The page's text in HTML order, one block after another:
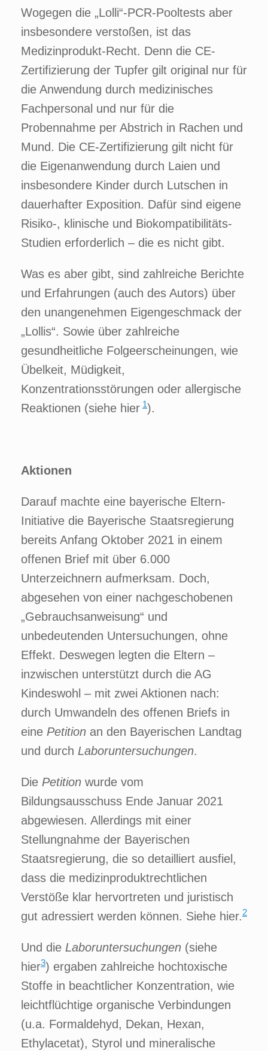
Wogegen die „Lolli“-PCR-Pooltests aber
insbesondere verstoßen, ist das
Medizinprodukt-Recht. Denn die CE-
Zertifizierung der Tupfer gilt original nur für
die Anwendung durch medizinisches
Fachpersonal und nur für die
Probennahme per Abstrich in Rachen und
Mund. Die CE-Zertifizierung gilt nicht für
die Eigenanwendung durch Laien und
insbesondere Kinder durch Lutschen in
dauerhafter Exposition. Dafür sind eigene
Risiko-, klinische und Biokompatibilitäts-
Studien erforderlich – die es nicht gibt.
Was es aber gibt, sind zahlreiche Berichte
und Erfahrungen (auch des Autors) über
den unangenehmen Eigengeschmack der
„Lollis“. Sowie über zahlreiche
gesundheitliche Folgeerscheinungen, wie
Übelkeit, Müdigkeit,
Konzentrationsstörungen oder allergische
Reaktionen (siehe hier 1).
Aktionen
Darauf machte eine bayerische Eltern-
Initiative die Bayerische Staatsregierung
bereits Anfang Oktober 2021 in einem
offenen Brief mit über 6.000
Unterzeichnern aufmerksam. Doch,
abgesehen von einer nachgeschobenen
„Gebrauchsanweisung“ und
unbedeutenden Untersuchungen, ohne
Effekt. Deswegen legten die Eltern –
inzwischen unterstützt durch die AG
Kindeswohl – mit zwei Aktionen nach:
durch Umwandeln des offenen Briefs in
eine Petition an den Bayerischen Landtag
und durch Laboruntersuchungen.
Die Petition wurde vom
Bildungsausschuss Ende Januar 2021
abgewiesen. Allerdings mit einer
Stellungnahme der Bayerischen
Staatsregierung, die so detailliert ausfiel,
dass die medizinproduktrechtlichen
Verstöße klar hervortreten und juristisch
gut adressiert werden können. Siehe hier.2
Und die Laboruntersuchungen (siehe
hier3) ergaben zahlreiche hochtoxische
Stoffe in beachtlicher Konzentration, wie
leichtflüchtige organische Verbindungen
(u.a. Formaldehyd, Dekan, Hexan,
Ethylacetat), Styrol und mineralische